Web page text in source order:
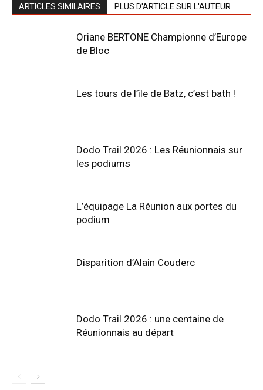
ARTICLES SIMILAIRES PLUS D'ARTICLE SUR L'AUTEUR
Oriane BERTONE Championne d’Europe
de Bloc
Les tours de l’île de Batz, c’est bath !
Dodo Trail 2026 : Les Réunionnais sur
les podiums
L’équipage La Réunion aux portes du
podium
Disparition d’Alain Couderc
Dodo Trail 2026 : une centaine de
Réunionnais au départ